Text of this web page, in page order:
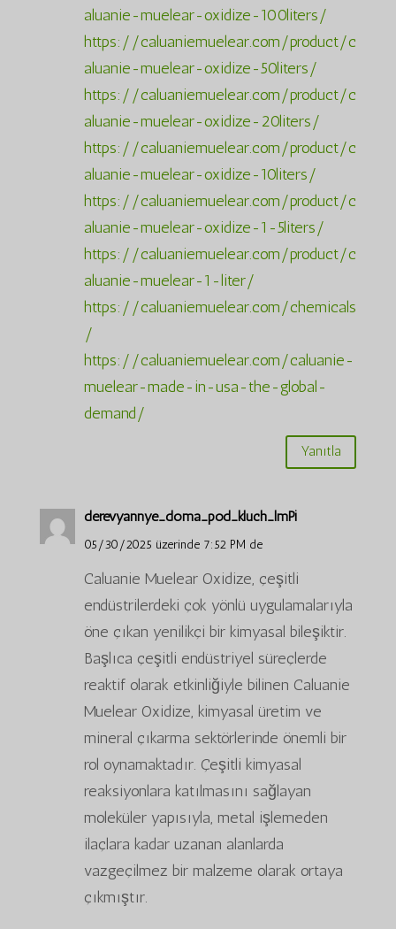
aluanie-muelear-oxidize-100liters/
https://caluaniemuelear.com/product/c
aluanie-muelear-oxidize-50liters/
https://caluaniemuelear.com/product/c
aluanie-muelear-oxidize-20liters/
https://caluaniemuelear.com/product/c
aluanie-muelear-oxidize-10liters/
https://caluaniemuelear.com/product/c
aluanie-muelear-oxidize-1-5liters/
https://caluaniemuelear.com/product/c
aluanie-muelear-1-liter/
https://caluaniemuelear.com/chemicals
/
https://caluaniemuelear.com/caluanie-
muelear-made-in-usa-the-global-
demand/
Yanıtla
derevyannye_doma_pod_kluch_lmPi
05/30/2025 üzerinde 7:52 PM de
Caluanie Muelear Oxidize, çeşitli
endüstrilerdeki çok yönlü uygulamalarıyla
öne çıkan yenilikçi bir kimyasal bileşiktir.
Başlıca çeşitli endüstriyel süreçlerde
reaktif olarak etkinliğiyle bilinen Caluanie
Muelear Oxidize, kimyasal üretim ve
mineral çıkarma sektörlerinde önemli bir
rol oynamaktadır. Çeşitli kimyasal
reaksiyonlara katılmasını sağlayan
moleküler yapısıyla, metal işlemeden
ilaçlara kadar uzanan alanlarda
vazgeçilmez bir malzeme olarak ortaya
çıkmıştır.